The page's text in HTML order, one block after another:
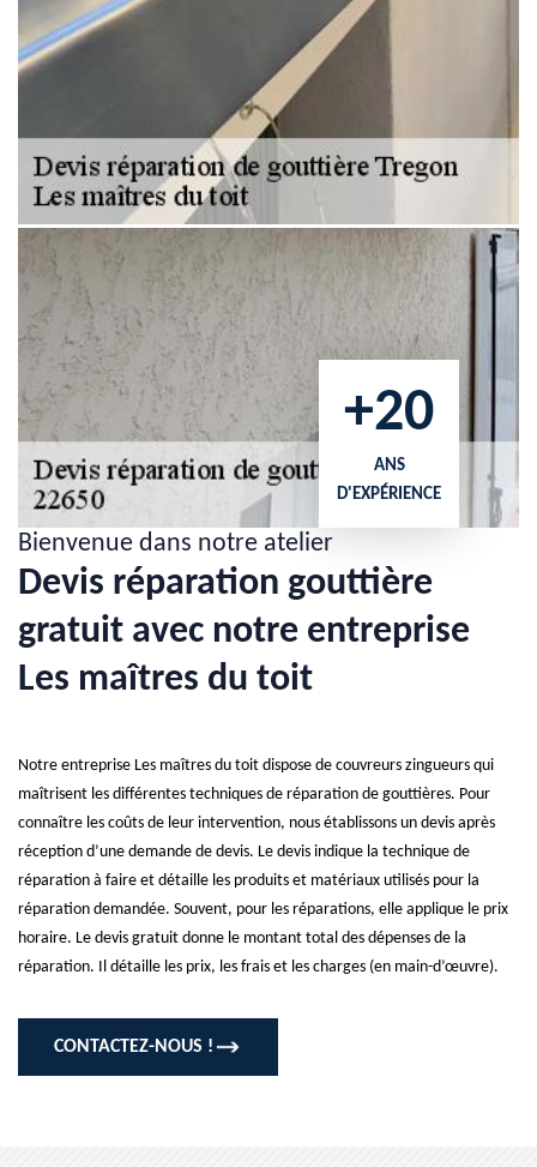
+20
ANS
D'EXPÉRIENCE
Bienvenue dans notre atelier
Devis réparation gouttière
gratuit avec notre entreprise
Les maîtres du toit
Notre entreprise Les maîtres du toit dispose de couvreurs zingueurs qui
maîtrisent les différentes techniques de réparation de gouttières. Pour
connaître les coûts de leur intervention, nous établissons un devis après
réception d’une demande de devis. Le devis indique la technique de
réparation à faire et détaille les produits et matériaux utilisés pour la
réparation demandée. Souvent, pour les réparations, elle applique le prix
horaire. Le devis gratuit donne le montant total des dépenses de la
réparation. Il détaille les prix, les frais et les charges (en main-d’œuvre).
CONTACTEZ-NOUS !